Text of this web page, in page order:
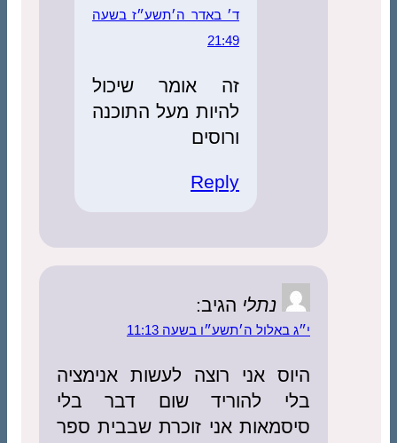
ד׳ באדר ה׳תשע״ז בשעה
21:49
זה אומר שיכול
להיות מעל התוכנה
ורוסים
Reply
נתלי הגיב:
י״ג באלול ה׳תשע״ו בשעה 11:13
היוס אני רוצה לעשות אנימציה
בלי להוריד שום דבר בלי
סיסמאות אני זוכרת שבבית ספר